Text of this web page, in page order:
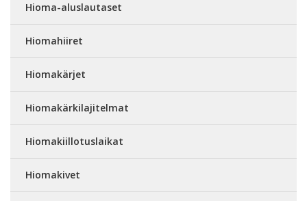
Hioma-aluslautaset
Hiomahiiret
Hiomakärjet
Hiomakärkilajitelmat
Hiomakiillotuslaikat
Hiomakivet